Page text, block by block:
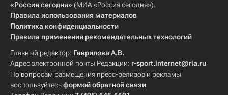
«Россия сегодня» (МИА «Россия сегодня»).
Правила использования материалов
Политика конфиденциальности
Правила применения рекомендательных технологий
Главный редактор: Гаврилова А.В.
Адрес электронной почты Редакции: r-sport.internet@ria.ru
По вопросам размещения пресс-релизов и рекламы
воспользуйтесьформой обратной связи